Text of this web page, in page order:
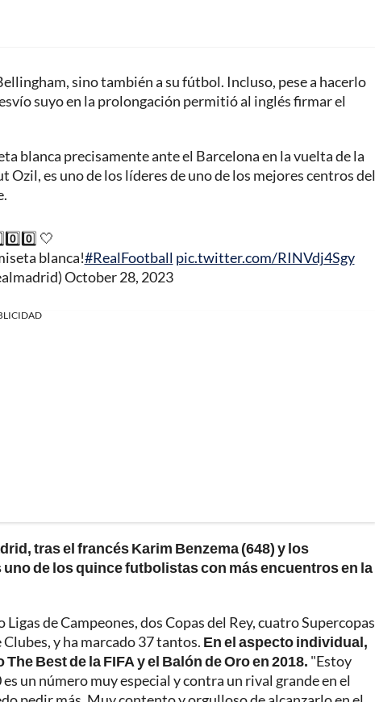
sino también a su fútbol. Incluso, pese a hacerlo
suyo en la prolongación permitió al inglés firmar el
blanca precisamente ante el Barcelona en la vuelta de la
es uno de los líderes de uno de los mejores centros del
🤍
blanca!#RealFootball pic.twitter.com/RINVdj4Sgy
October 28, 2023
tras el francés Karim Benzema (648) y los
de los quince futbolistas con más encuentros en la
de Campeones, dos Copas del Rey, cuatro Supercopas
y ha marcado 37 tantos. En el aspecto individual,
Best de la FIFA y el Balón de Oro en 2018. "Estoy
un número muy especial y contra un rival grande en el